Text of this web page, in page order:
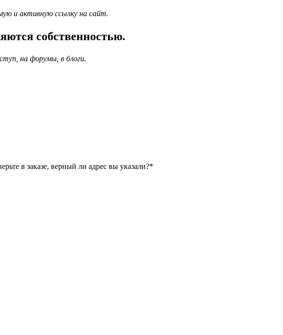
и активную ссылку на сайт.
собственностью.
на форумы, в блоги.
в заказе, верный ли адрес вы указали?*